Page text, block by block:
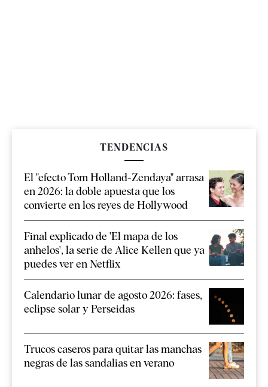
TENDENCIAS
El "efecto Tom Holland-Zendaya" arrasa
en 2026: la doble apuesta que los
convierte en los reyes de Hollywood
Final explicado de 'El mapa de los
anhelos', la serie de Alice Kellen que ya
puedes ver en Netflix
Calendario lunar de agosto 2026: fases,
eclipse solar y Perseidas
Trucos caseros para quitar las manchas
negras de las sandalias en verano